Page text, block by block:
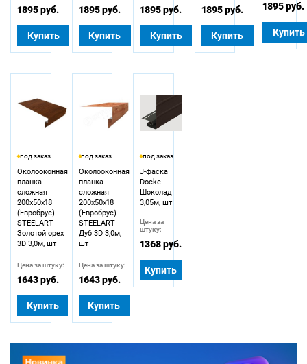
1895 руб.
Купить
1895 руб.
Купить
1895 руб.
Купить
1895 руб.
Купить
1895 руб.
Купить
под заказ
Околооконная
планка
сложная
200х50х18
(Евробрус)
STEELART
Золотой орех
3D 3,0м, шт
Цена за штуку:
1643 руб.
Купить
под заказ
Околооконная
планка
сложная
200х50х18
(Евробрус)
STEELART
Дуб 3D 3,0м,
шт
Цена за штуку:
1643 руб.
Купить
под заказ
J-фаска
Docke
Шоколад
3,05м, шт
Цена за
штуку:
1368 руб.
Купить